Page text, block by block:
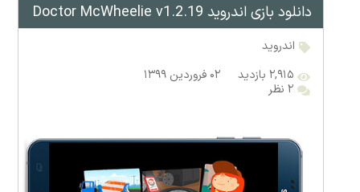
دانلود بازی اندروید Doctor McWheelie v1.2.19
اندروید
۲,۹۱۵ بازدید
۰۲ فروردین ۱۳۹۹
۲ نظر